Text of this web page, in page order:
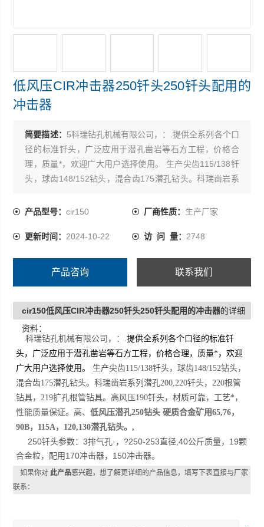
低风压CIR冲击器250钎头250钎头配用的
冲击器
简要描述： 5科瑞钻孔机械有限公司，：.提供全系列各个口
径的标准钎头，广泛应用于潜孔凿岩等石方工程，价格合
理，质量*，欢迎广大用户选择使用。 生产尖齿115/138钎
头，球齿148/152钻头，混合齿175潜孔钻头。科瑞凿岩系
具。高风压190钎头，材质可靠，工艺*，性能质量保证。
产品型号：cir150 厂商性质： 生产厂家
更新时间： 2024-10-22 访 问 量： 2748
产品咨询 联系我们
cir150低风压CIR冲击器250钎头250钎头配用的冲击器的详细
资料：
科瑞钻孔机械有限公司，：.提供全系列各个口径的标准钎
头，广泛应用于潜孔凿岩等石方工程，价格合理，质量*，欢迎
广大用户选择使用。
生产尖齿115/138钎头，球齿148/152钻头，
混合齿175潜孔钻头。科瑞凿岩系列潜孔200,220钎头，220根管
钻具，219扩孔根管钻具。高风压190钎头，材质可靠，工艺*，
性能质量保证。高、低风压潜孔250钻头 硬质合金矿用65,76，
90B，115A，120,130潜孔钻头。,
250钎头参数：3排气孔·，?250-253直径,40公斤质量，19颗
合金粒，配用170冲击器，150冲击器。
如果你对此产品感兴趣，想了解更详细的产品信息，填写下表直接与厂家
联系：